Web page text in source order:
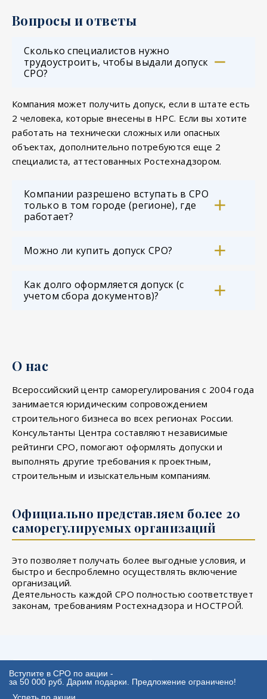
Вступите в СРО по акции -
за 50 000 руб. Дарим подарки. Предложение ограничено!
Вопросы и ответы
Сколько специалистов нужно
трудоустроить, чтобы выдали допуск
СРО?
Компания может получить допуск, если в штате есть
2 человека, которые внесены в НРС. Если вы хотите
работать на технически сложных или опасных
объектах, дополнительно потребуются еще 2
специалиста, аттестованных Ростехнадзором.
Компании разрешено вступать в СРО
только в том городе (регионе), где
работает?
Можно ли купить допуск СРО?
Как долго оформляется допуск (с
учетом сбора документов)?
О нас
Всероссийский центр саморегулирования с 2004 года
занимается юридическим сопровождением
строительного бизнеса во всех регионах России.
Консультанты Центра составляют независимые
рейтинги СРО, помогают оформлять допуски и
выполнять другие требования к проектным,
строительным и изыскательным компаниям.
Официально представляем более 20
саморегулируемых организаций
Это позволяет получать более выгодные условия, и
быстро и беспроблемно осуществлять включение
организаций.
Деятельность каждой СРО полностью соответствует
законам, требованиям Ростехнадзора и НОСТРОЙ.